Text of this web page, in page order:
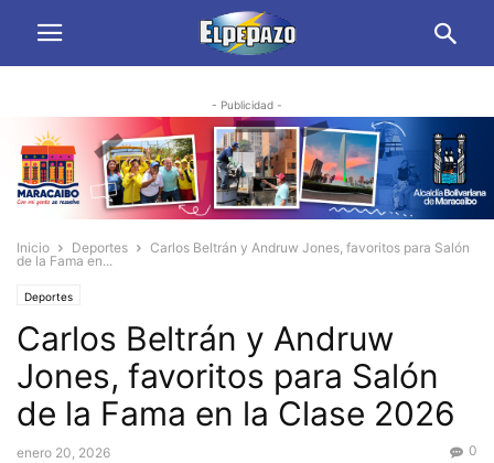
- Publicidad -
Inicio Deportes
Carlos Beltrán y Andruw Jones, favoritos para Salón
de la Fama en...
Deportes
Carlos Beltrán y Andruw
Jones, favoritos para Salón
de la Fama en la Clase 2026
enero 20, 2026 0